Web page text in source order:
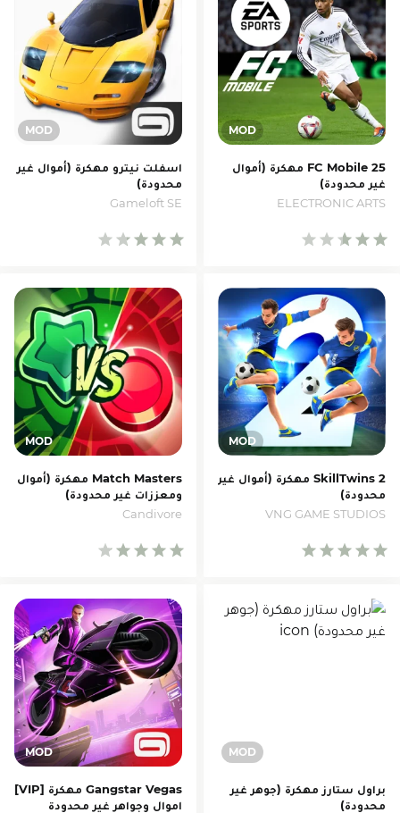
FC Mobile 25 مهكرة (أموال
غير محدودة)
ELECTRONIC ARTS
اسفلت نيترو مهكرة (أموال غير
محدودة)
Gameloft SE
SkillTwins 2 مهكرة (أموال غير
محدودة)
VNG GAME STUDIOS
Match Masters مهكرة (أموال
ومعززات غير محدودة)
Candivore
براول ستارز مهكرة (جوهر غير
محدودة)
Gangstar Vegas مهكرة [VIP]
اموال وجواهر غير محدودة